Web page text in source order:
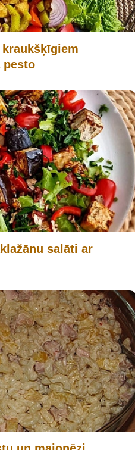
pesto
salāti ar